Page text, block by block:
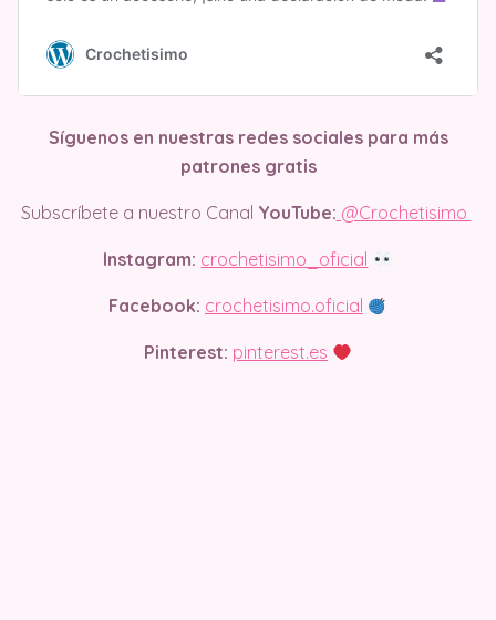
Síguenos en nuestras redes sociales para más
patrones gratis
Subscríbete a nuestro Canal YouTube: @Crochetisimo
Instagram: crochetisimo_oficial
Facebook: crochetisimo.oficial
Pinterest: pinterest.es